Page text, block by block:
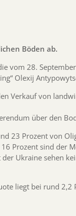
Böden ab.
vom 28.
Olexij
Verkauf von
über den
23 Prozent von
Prozent sind der
Ukraine sehen
liegt bei rund 2,2